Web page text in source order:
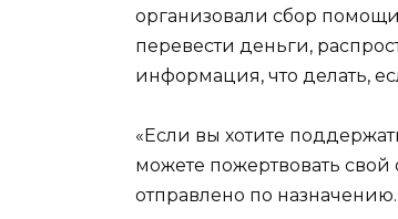
организовали сбор
перевести деньги,
информация, что делать,
«Если вы хотите
можете пожертвовать свой
отправлено по